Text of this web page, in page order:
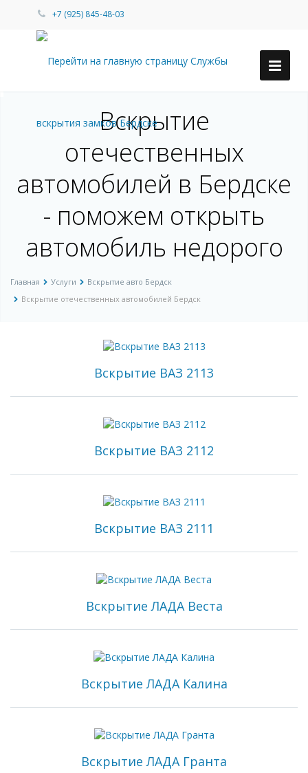
+7 (925) 845-48-03
Вскрытие
отечественных
автомобилей в Бердске
- поможем открыть
автомобиль недорого
Главная Услуги
Вскрытие авто Бердск
Вскрытие отечественных автомобилей Бердск
Вскрытие ВАЗ 2113
Вскрытие ВАЗ 2112
Вскрытие ВАЗ 2111
Вскрытие ЛАДА Веста
Вскрытие ЛАДА Калина
Вскрытие ЛАДА Гранта